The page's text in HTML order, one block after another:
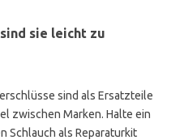
sie leicht zu
sind als Ersatzteile
zwischen Marken. Halte ein
Schlauch als Reparaturkit